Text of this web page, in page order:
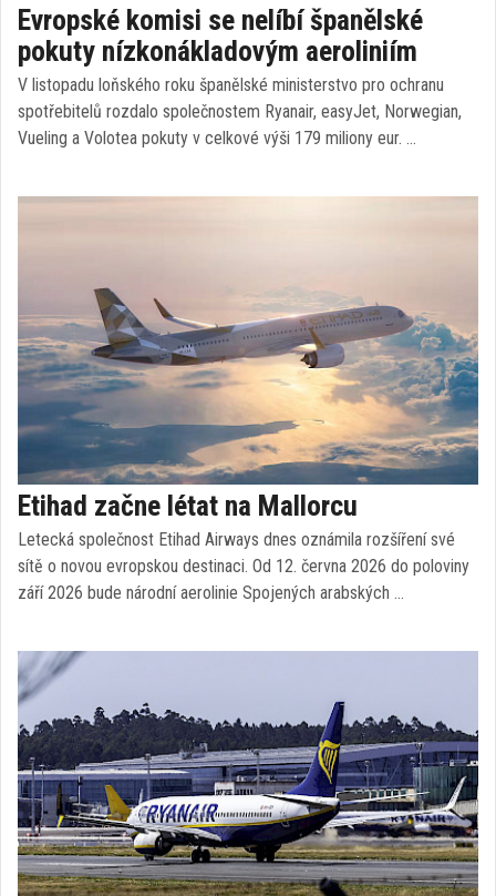
Evropské komisi se nelíbí španělské
pokuty nízkonákladovým aeroliniím
V listopadu loňského roku španělské ministerstvo pro ochranu
spotřebitelů rozdalo společnostem Ryanair, easyJet, Norwegian,
Vueling a Volotea pokuty v celkové výši 179 miliony eur. …
Etihad začne létat na Mallorcu
Letecká společnost Etihad Airways dnes oznámila rozšíření své
sítě o novou evropskou destinaci. Od 12. června 2026 do poloviny
září 2026 bude národní aerolinie Spojených arabských …